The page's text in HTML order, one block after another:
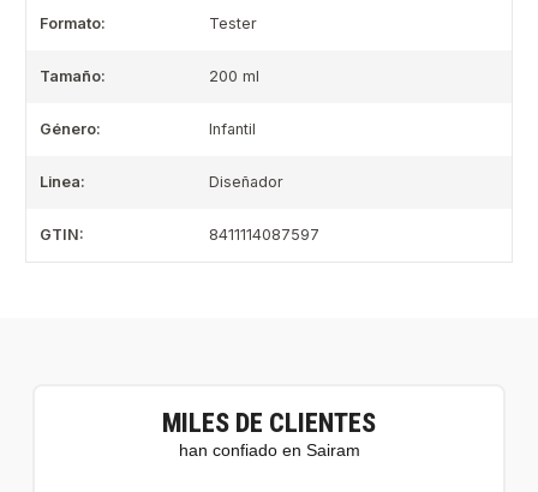
Formato: Tester
Tamaño: 200 ml
Género: Infantil
Linea: Diseñador
GTIN: 8411114087597
MILES DE CLIENTES
han confiado en Sairam